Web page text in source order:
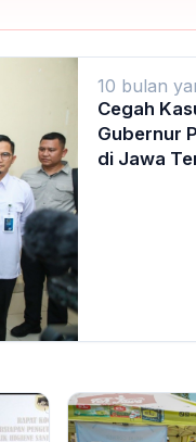
10 bulan
Cegah
Gubernur
di Jawa